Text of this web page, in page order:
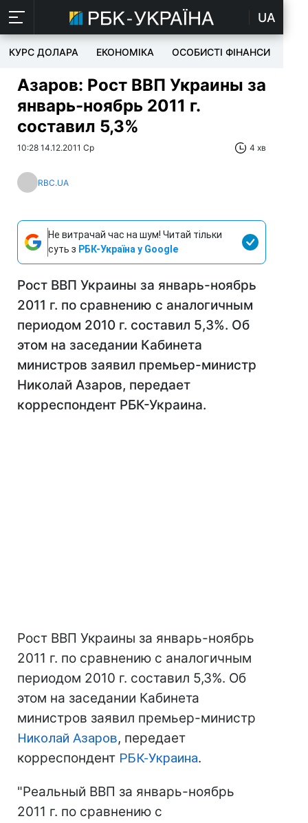
UA
КУРС ДОЛАРА ЕКОНОМІКА ОСОБИСТІ ФІНАНСИ
Азаров: Рост ВВП Украины за
январь-ноябрь 2011 г.
составил 5,3%
10:28 14.12.2011 Ср 4 хв
RBC.UA
Не витрачай час на шум! Читай тільки
суть з РБК-Україна у Google
Рост ВВП Украины за январь-ноябрь
2011 г. по сравнению с аналогичным
периодом 2010 г. составил 5,3%. Об
этом на заседании Кабинета
министров заявил премьер-министр
Николай Азаров, передает
корреспондент РБК-Украина.
Рост ВВП Украины за январь-ноябрь
2011 г. по сравнению с аналогичным
периодом 2010 г. составил 5,3%. Об
этом на заседании Кабинета
министров заявил премьер-министр
Николай Азаров, передает
корреспондент РБК-Украина.
"Реальный ВВП за январь-ноябрь
2011 г. по сравнению с